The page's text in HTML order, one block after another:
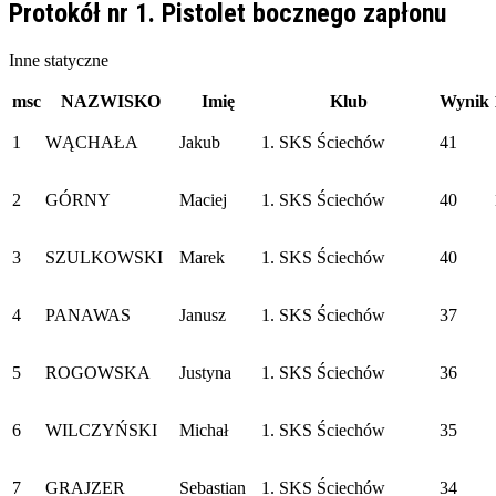
Protokół nr 1. Pistolet bocznego zapłonu
Inne statyczne
msc NAZWISKO Imię Klub Wynik
1 WĄCHAŁA Jakub 1. SKS Ściechów 41
2 GÓRNY Maciej 1. SKS Ściechów 40
3 SZULKOWSKI Marek 1. SKS Ściechów 40
4 PANAWAS Janusz 1. SKS Ściechów 37
5 ROGOWSKA Justyna 1. SKS Ściechów 36
6 WILCZYŃSKI Michał 1. SKS Ściechów 35
7 GRAJZER Sebastian 1. SKS Ściechów 34